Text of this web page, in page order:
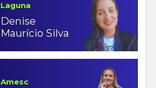
Laguna
Denise
Maurício Silva
Amesc